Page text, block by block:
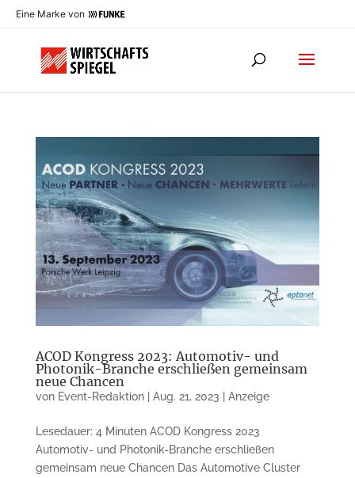
Eine Marke von
ACOD Kongress 2023: Automotiv- und
Photonik-Branche erschließen gemeinsam
neue Chancen
von Event-Redaktion| Aug. 21, 2023 Anzeige
Lesedauer: 4 Minuten ACOD Kongress 2023
Automotiv- und Photonik-Branche erschließen
gemeinsam neue Chancen Das Automotive Cluster